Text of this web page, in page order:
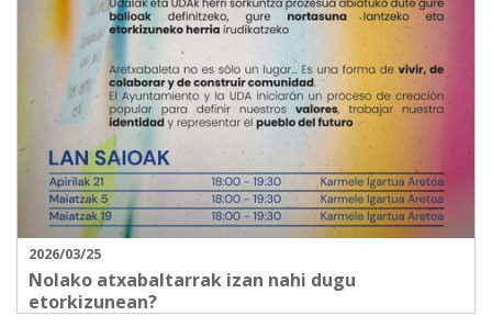
2026/03/25
Nolako atxabaltarrak izan nahi dugu
etorkizunean?